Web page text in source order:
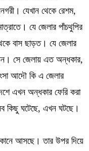
যেখান থেকে রেশম,
যে জেলার পাঁচথুপির
বাস ছাড়ত। যে জেলার
সে জেলায় এত অন্ধকার,
আদৌ কি এ জেলার
এখন অন্ধকার ফেরি করা
কিছু ঘটেছে, এখন ঘটছে।
আসছে। তার উপর দিয়ে